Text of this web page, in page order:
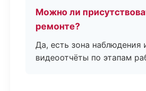
Можно ли
ремонте?
Да, есть зона наблюдения
видеоотчёты по этапам